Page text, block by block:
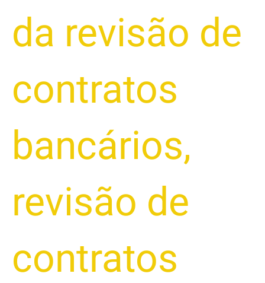
da revisão de
contratos
bancários,
revisão de
contratos